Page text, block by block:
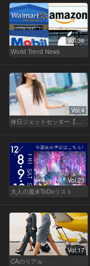
Vol.36
World Trend News
Vol.4
Vol.23
大人の週末ToDoリスト
Vol.17
CAのリアル